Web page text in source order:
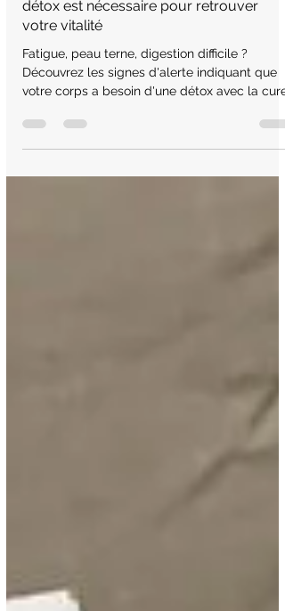
Toxines, ces signes qui indiquent qu'une
détox est nécessaire pour retrouver
votre vitalité
Fatigue, peau terne, digestion difficile ?
votre corps a besoin d'une détox avec la cure
C9